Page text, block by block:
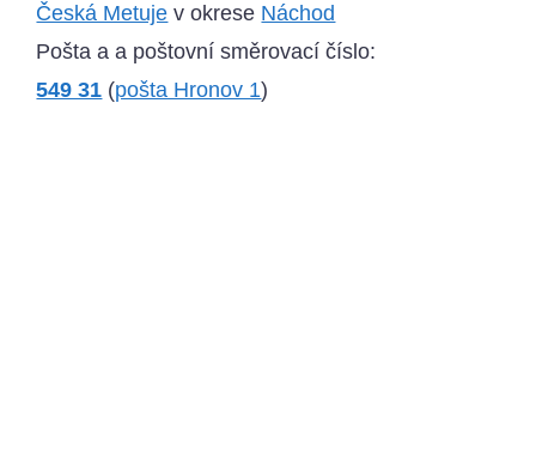
Česká Metuje v okrese Náchod
Pošta a a poštovní směrovací číslo:
549 31 (pošta Hronov 1)